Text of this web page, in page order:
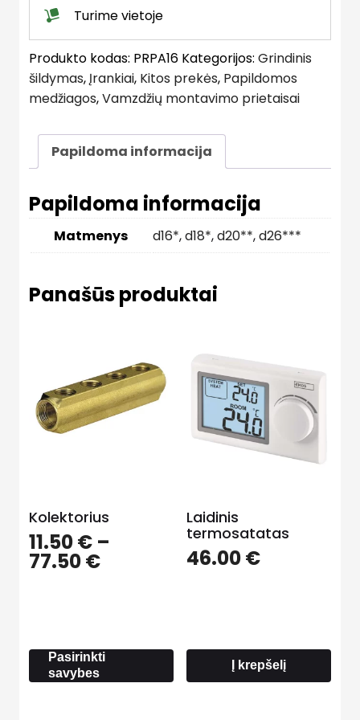
Turime vietoje
Produkto kodas: PRPA16 Kategorijos: Grindinis
šildymas,Įrankiai, Kitos prekės, Papildomos
medžiagos,Vamzdžių montavimo prietaisai
Papildoma informacija
Papildoma informacija
Matmenys d16*,d18*,d20**,d26***
Panašūs produktai
Kolektorius
11.50€ –
77.50€Price
Pasirinkti
savybes
Laidinis
termosatatas
46.00€
Į krepšelį